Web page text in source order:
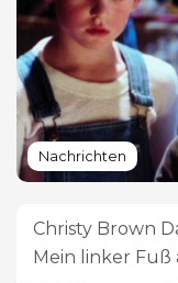
Nachrichten
Christy Brown
Mein linker Fuß